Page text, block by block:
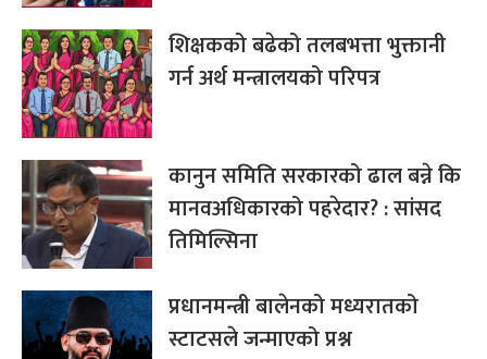
शिक्षकको बढेको तलबभत्ता भुक्तानी
गर्न अर्थ मन्त्रालयको परिपत्र
कानुन समिति सरकारको ढाल बन्ने कि
मानवअधिकारको पहरेदार? : सांसद
तिमिल्सिना
प्रधानमन्त्री बालेनको मध्यरातको
स्टाटसले जन्माएको प्रश्न